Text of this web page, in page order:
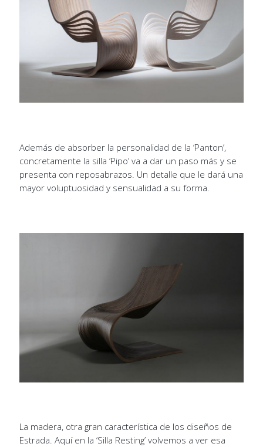
Además de absorber la personalidad de la ‘Panton’,
concretamente la silla ‘Pipo’ va a dar un paso más y se
presenta con reposabrazos. Un detalle que le dará una
mayor voluptuosidad y sensualidad a su forma.
La madera, otra gran característica de los diseños de
Estrada. Aquí en la ‘Silla Resting’ volvemos a ver esa